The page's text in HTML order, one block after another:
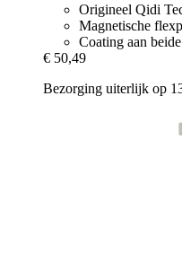
Origineel Qidi
Magnetische
Coating aan
€ 50,49
Bezorging uiterlijk op